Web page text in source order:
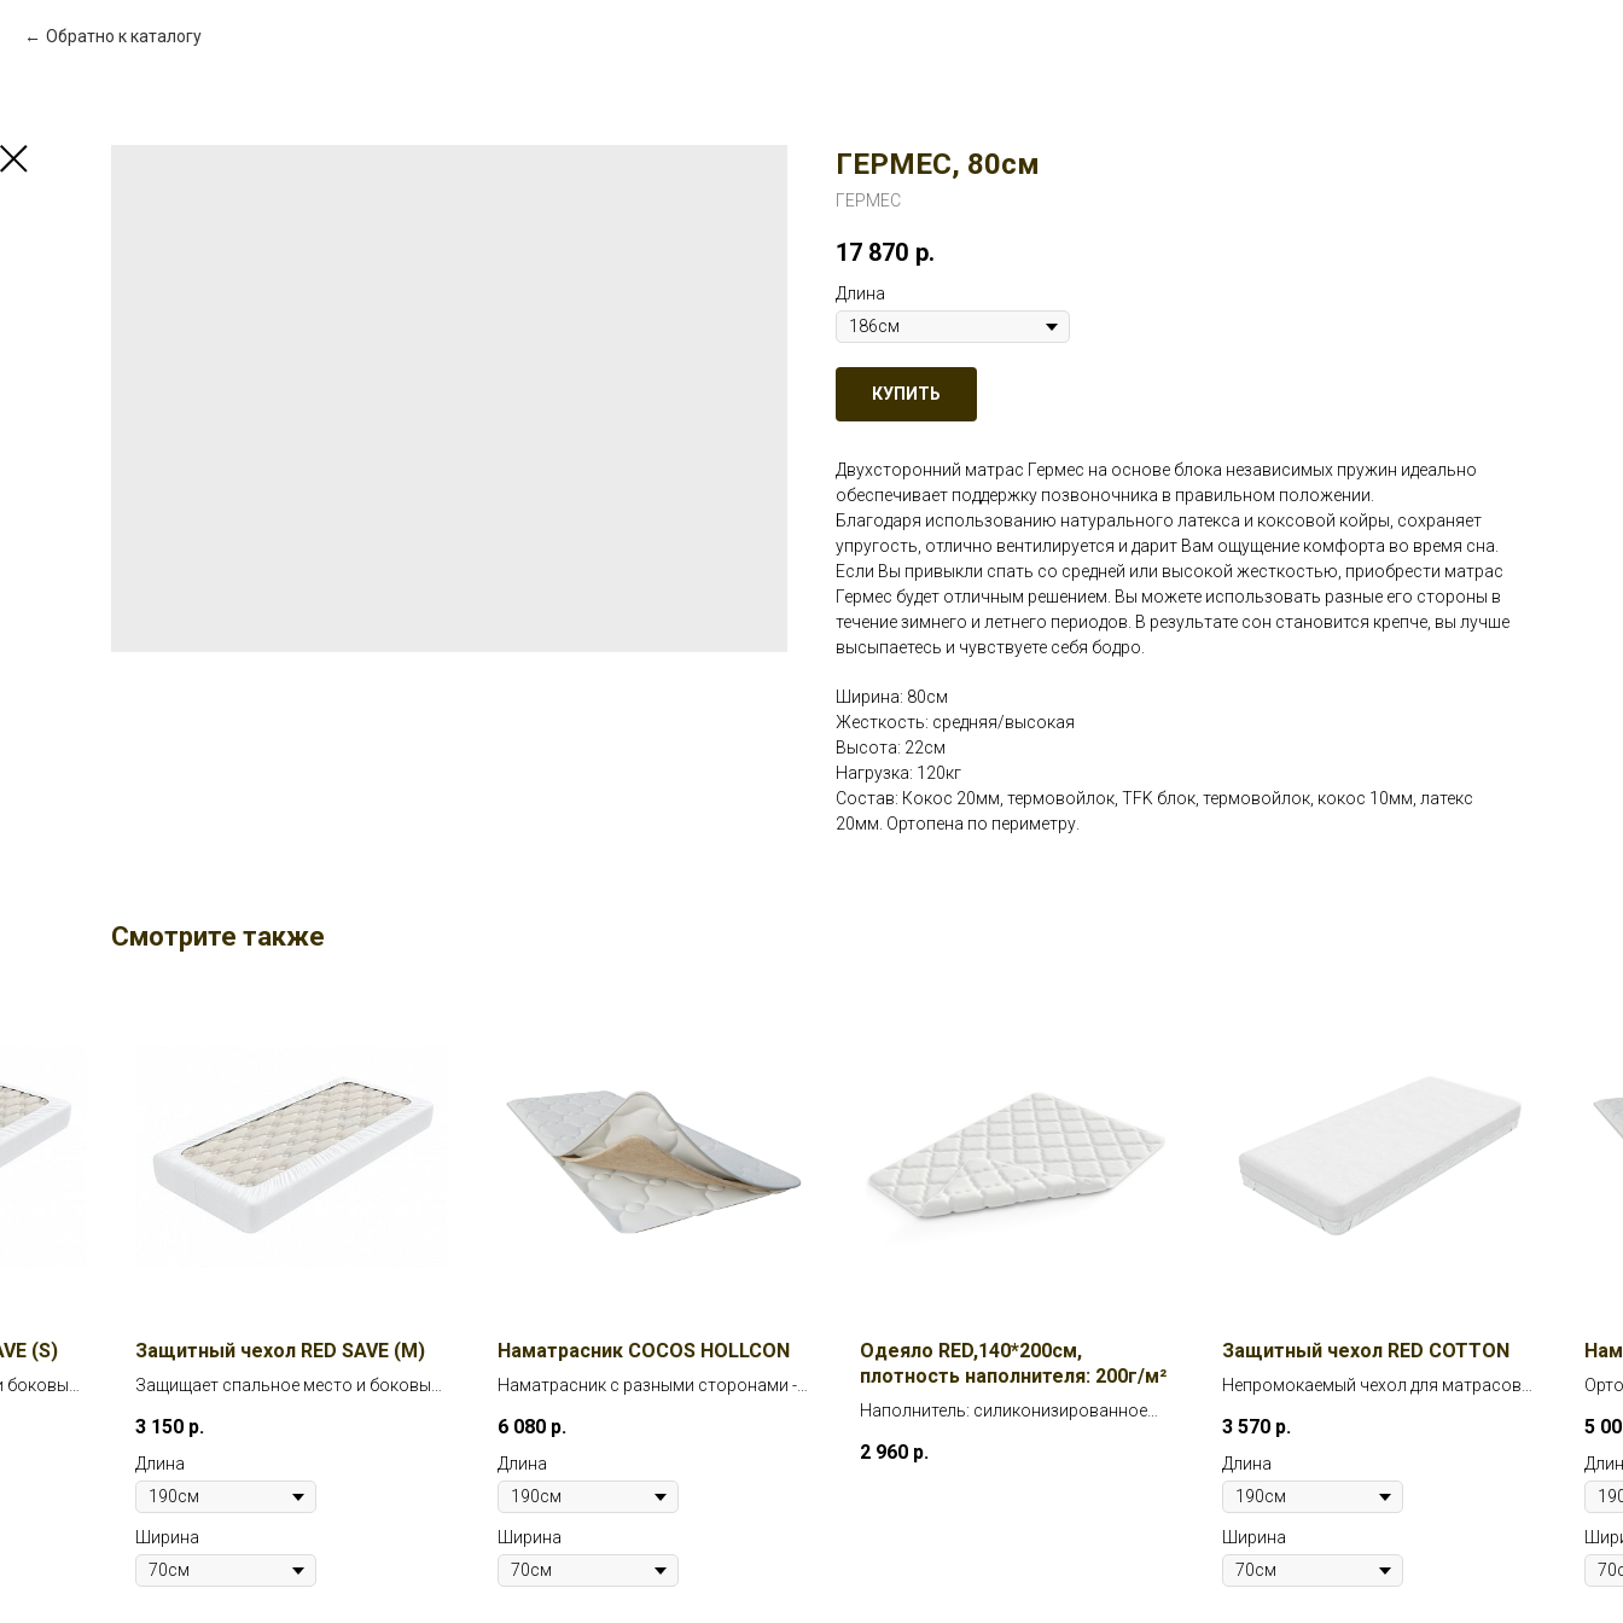
Обратно к каталогу
ГЕРМЕС, 80см
ГЕРМЕС
17 870 р.
Длина
КУПИТЬ
Двухсторонний матрас Гермес на основе блока независимых пружин идеально
обеспечивает поддержку позвоночника в правильном положении.
Благодаря использованию натурального латекса и коксовой койры, сохраняет
упругость, отлично вентилируется и дарит Вам ощущение комфорта во время сна.
Если Вы привыкли спать со средней или высокой жесткостью, приобрести матрас
Гермес будет отличным решением. Вы можете использовать разные его стороны в
течение зимнего и летнего периодов. В результате сон становится крепче, вы лучше
высыпаетесь и чувствуете себя бодро.
Ширина: 80см
Жесткость: средняя/высокая
Высота: 22см
Нагрузка: 120кг
Состав: Кокос 20мм, термовойлок, TFK блок, термовойлок, кокос 10мм, латекс
20мм. Ортопена по периметру.
Смотрите также
(S)
боковые
Защитный чехол RED SAVE (M)
Защищает спальное место и боковые
до 35см)
3 150 р.
Длина
Ширина
Наматрасник COCOS HOLLCON
Наматрасник с разными сторонами -
6 080 р.
Длина
Ширина
Одеяло RED,140*200см,
плотность наполнителя: 200г/м²
Наполнитель: силиконизированное
который обеспечивает отличную
2 960 р.
Защитный чехол RED COTTON
Непромокаемый чехол для матрасов
3 570 р.
Длина
Ширина
5